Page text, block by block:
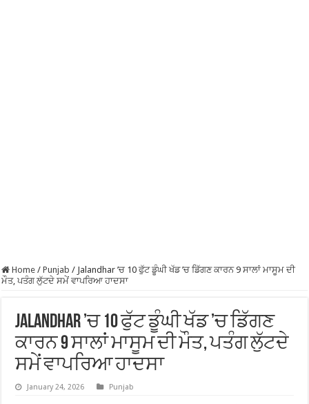
Home / Punjab / Jalandhar ’ਚ 10 ਫੁੱਟ ਡੂੰਘੀ ਖੱਡ ’ਚ ਡਿੱਗਣ ਕਾਰਨ 9 ਸਾਲਾਂ ਮਾਸੂਮ ਦੀ
ਮੌਤ, ਪਤੰਗ ਲੁੱਟਦੇ ਸਮੇਂ ਵਾਪਰਿਆ ਹਾਦਸਾ
Jalandhar ’ਚ 10 ਫੁੱਟ ਡੂੰਘੀ ਖੱਡ ’ਚ ਡਿੱਗਣ
ਕਾਰਨ 9 ਸਾਲਾਂ ਮਾਸੂਮ ਦੀ ਮੌਤ, ਪਤੰਗ ਲੁੱਟਦੇ
ਸਮੇਂ ਵਾਪਰਿਆ ਹਾਦਸਾ
January 24, 2026 Punjab